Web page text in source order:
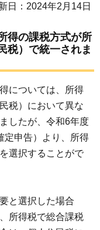
日：2024年2月14日
得の課税方式が所
税）で統一されま
については、所得
税）において異な
したが、令和6年度
定申告）より、所得
選択することがで
と選択した場合
所得税で総合課税